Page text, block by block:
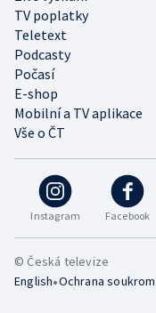
Instagram Facebook
TV poplatky
Teletext
Podcasty
Počasí
E-shop
Mobilní a TV aplikace
Vše o ČT
© Česká televize
English•Ochrana